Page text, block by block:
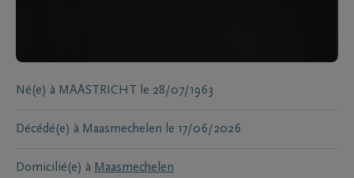
Né(e) à MAASTRICHT le 28/07/1963
Décédé(e) à Maasmechelen le 17/06/2026
Domicilié(e) à Maasmechelen